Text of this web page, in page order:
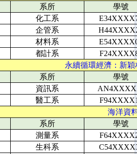
系所
學號
化工系
企管系
材料系
都計系
永續循環經濟：新
系所
學號
資訊系
醫工系
海洋資
系所
學號
測量系
生科系